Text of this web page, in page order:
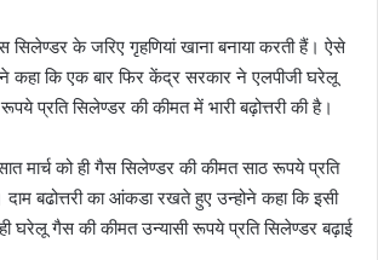
सिलेण्डर के जरिए गृहणियां खाना बनाया करती हैं। ऐसे
ने कहा कि एक बार फिर केंद्र सरकार ने एलपीजी घरेलू
प्रति सिलेण्डर की कीमत में भारी बढ़ोत्तरी की है।
मार्च को ही गैस सिलेण्डर की कीमत साठ रूपये प्रति
दाम बढोत्तरी का आंकडा रखते हुए उन्होने कहा कि इसी
घरेलू गैस की कीमत उन्यासी रूपये प्रति सिलेण्डर बढ़ाई